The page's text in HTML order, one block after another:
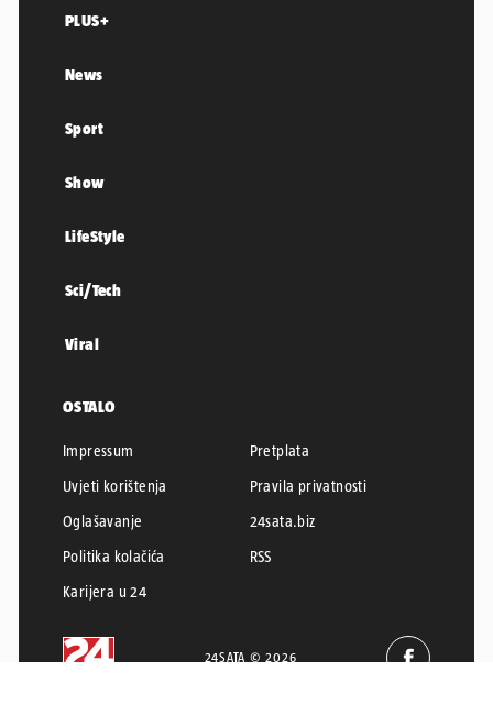
PLUS+
News
Sport
Show
LifeStyle
Sci/Tech
Viral
OSTALO
Impressum
Pretplata
Uvjeti korištenja
Pravila privatnosti
Oglašavanje
24sata.biz
Politika kolačića
RSS
Karijera u 24
24SATA © 2026